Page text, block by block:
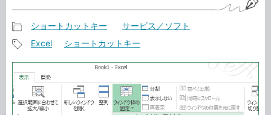
事
カ
テ
リ
ショートカットキー サービス／ソフト
タ
グ
Excel ショートカットキー